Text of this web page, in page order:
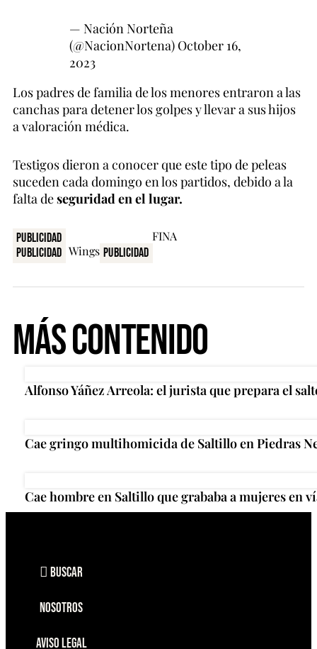
— Nación Norteña
(@NacionNortena) October 16,
2023
Los padres de familia de los menores entraron a las
canchas para detener los golpes y llevar a sus hijos
a valoración médica.
Testigos dieron a conocer que este tipo de peleas
suceden cada domingo en los partidos, debido a la
falta deseguridad en el lugar.
Publicidad
Publicidad
Publicidad
Más Contenido
Alfonso Yáñez Arreola: el jurista que prepara el
Cae gringo multihomicida de Saltillo en Piedras
Cae hombre en Saltillo que grababa a mujeres en
Buscar
Nosotros
Aviso Legal